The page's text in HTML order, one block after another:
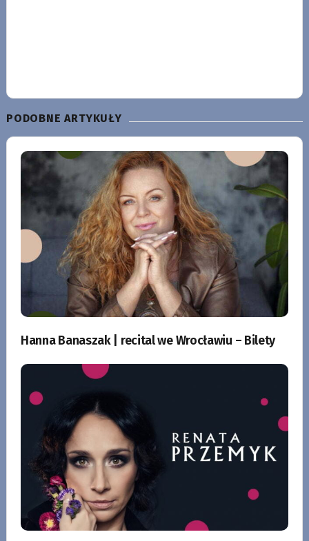
PODOBNE ARTYKUŁY
Hanna Banaszak | recital we Wrocławiu – Bilety